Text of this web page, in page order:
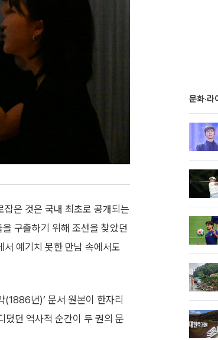
잡은 것은 국내 최초로 공개되는
구출하기 위해 조선을 찾았던
예기치 못한 만남 속에서도
(1886년)’ 문서 원본이 한자리
뎠던 역사적 순간이 두 권의 문
문화·라